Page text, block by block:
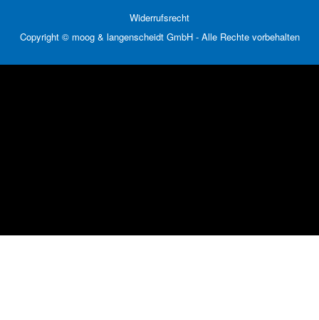
Widerrufsrecht
Copyright © moog & langenscheidt GmbH - Alle Rechte vorbehalten